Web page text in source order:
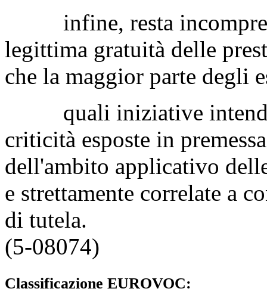
infine, resta
legittima gratuità delle
che la maggior parte degli
quali iniziative intenda
criticità esposte in
dell'ambito applicativo
e strettamente correlate a
di tutela.
(5-08074)
Classificazione EUROVOC: